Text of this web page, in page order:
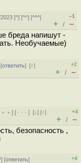
[^] [^^] [^^^]
–1
+ / –
бреда напишут -
Необучаемые)
ответить][↑]
+2
+ / –
] [ · · ·][↓] [↑]
+4
+ / –
безопасность ,
] [ответить]
+4